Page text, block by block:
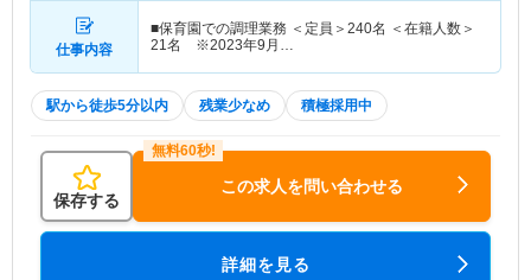
仕事内容
■保育園での調理業務 ＜定員＞240名 ＜在籍人数＞
21名 ※2023年9月…
駅から徒歩5分以内 残業少なめ 積極採用中
保存する
この求人を問い合わせる
詳細を見る